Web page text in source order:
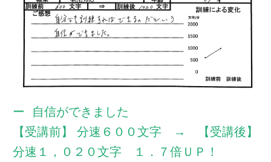
自信ができました
【受講前】 分速６００文字 → 【受講後】
分速１，０２０文字 １．７倍ＵＰ！